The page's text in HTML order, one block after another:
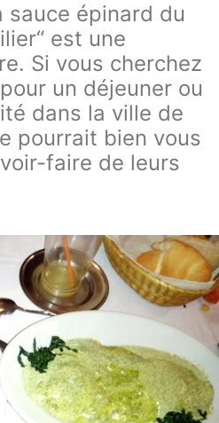
sauce épinard du
est une
Si vous cherchez
un déjeuner ou
dans la ville de
pourrait bien vous
faire de leurs